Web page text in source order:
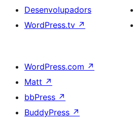
Desenvolupadors
WordPress.tv ↗
WordPress.com ↗
Matt ↗
bbPress ↗
BuddyPress ↗